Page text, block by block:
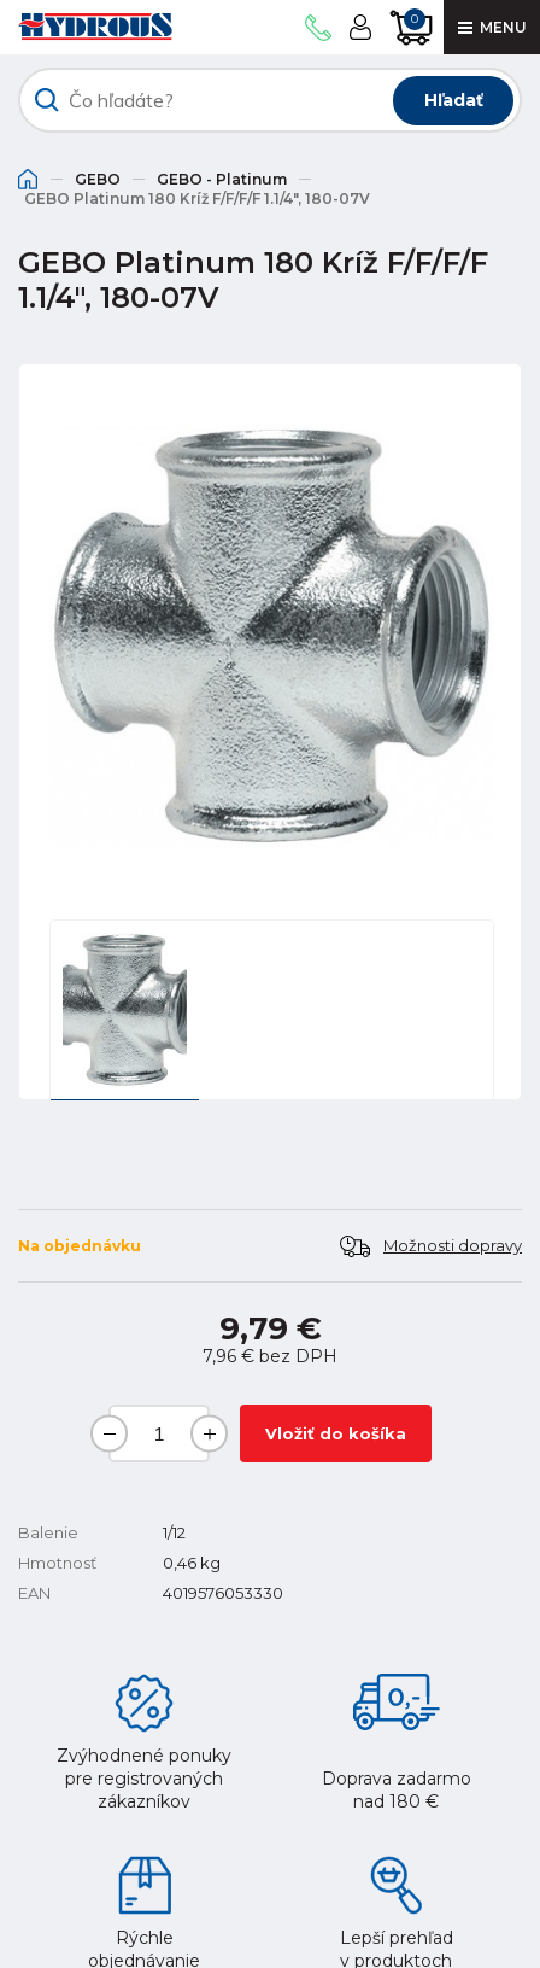
0 MENU
Hľadať
GEBO
GEBO - Platinum
GEBO Platinum 180 Kríž F/F/F/F 1.1/4", 180-07V
GEBO Platinum 180 Kríž F/F/F/F
1.1/4", 180-07V
Na objednávku Možnosti dopravy
9,79 €
7,96 € bez DPH
Vložiť do košíka
Balenie
1/12
Hmotnosť
0,46 kg
EAN
4019576053330
Zvýhodnené ponuky
pre registrovaných
zákazníkov
Doprava zadarmo
nad 180 €
Rýchle
objednávanie
Lepší prehľad
v produktoch